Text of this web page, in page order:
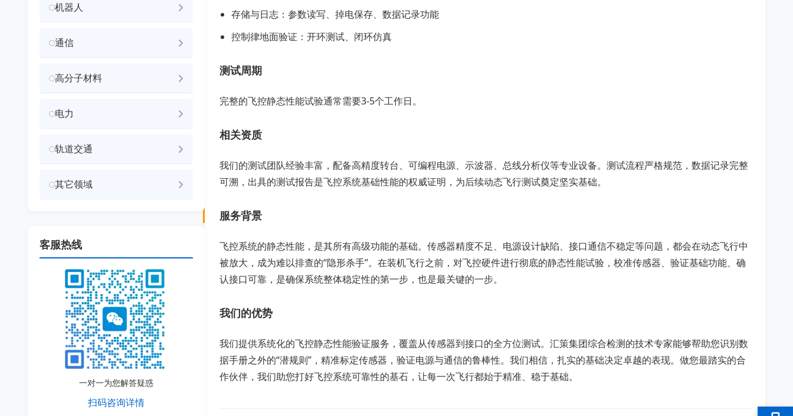
存储与日志：参数读写、掉电保存、数据记录功能
控制律地面验证：开环测试、闭环仿真
测试周期
完整的飞控静态性能试验通常需要3-5个工作日。
相关资质
我们的测试团队经验丰富，配备高精度转台、可编程电源、示波器、总线分析仪等专业设备。测试流程严格规范，数据记录完整
可溯，出具的测试报告是飞控系统基础性能的权威证明，为后续动态飞行测试奠定坚实基础。
服务背景
飞控系统的静态性能，是其所有高级功能的基础。传感器精度不足、电源设计缺陷、接口通信不稳定等问题，都会在动态飞行中
被放大，成为难以排查的“隐形杀手”。在装机飞行之前，对飞控硬件进行彻底的静态性能试验，校准传感器、验证基础功能、确
认接口可靠，是确保系统整体稳定性的第一步，也是最关键的一步。
我们的优势
我们提供系统化的飞控静态性能验证服务，覆盖从传感器到接口的全方位测试。汇策集团综合检测的技术专家能够帮助您识别数
据手册之外的“潜规则”，精准标定传感器，验证电源与通信的鲁棒性。我们相信，扎实的基础决定卓越的表现。做您最踏实的合
作伙伴，我们助您打好飞控系统可靠性的基石，让每一次飞行都始于精准、稳于基础。
机器人
通信
高分子材料
电力
轨道交通
其它领域
客服热线
一对一为您解答疑惑
扫码咨询详情